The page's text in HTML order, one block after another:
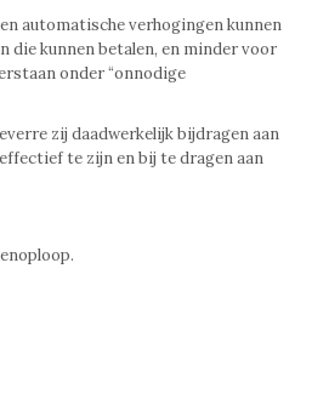
automatische verhogingen kunnen
die kunnen betalen, en minder voor
onder “onnodige
zij daadwerkelijk bijdragen aan
te zijn en bij te dragen aan